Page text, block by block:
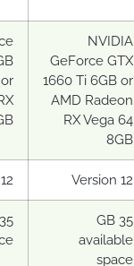
NVIDIA
GeForce GTX
1660 Ti 6GB or
AMD Radeon
RX Vega 64
8GB
Version 12
35 GB
available
space